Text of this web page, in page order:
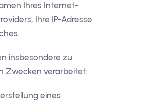
Ihres Internet-
Ihre IP-Adresse
insbesondere zu
Zwecken verarbeitet:
eines